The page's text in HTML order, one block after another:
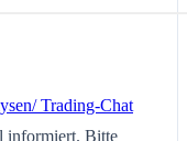
Trading-Chat
informiert. Bitte